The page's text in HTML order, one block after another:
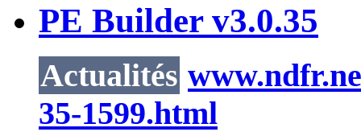
PE Builder v3.0.35
Actualités
35-1599.html